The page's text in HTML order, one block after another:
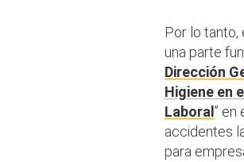
Por lo
una parte
Dirección
Higiene en
Laboral ”
accidentes
para